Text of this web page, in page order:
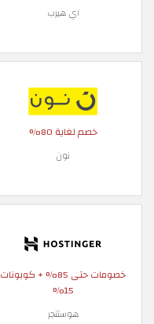
اي هيرب
خصم لغاية 80%
نون
خصومات حتى 85% + كوبونات
15%
هوستنجر